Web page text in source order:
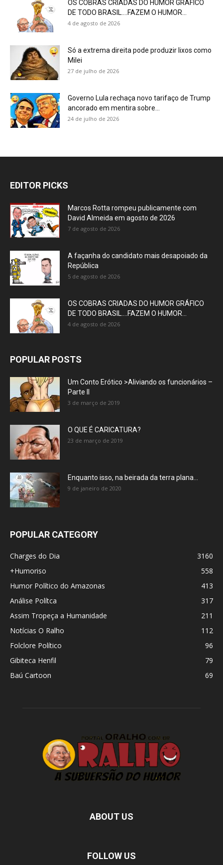
OS COBRAS CRIADAS DO HUMOR GRÁFICO
DE TODO BRASIL….FAZEM O HUMOR...
4 de agosto de 2026
Só a extrema direita pode produzir lixos como
Milei
27 de julho de 2026
Governo Lula rechaça novo tarifaço de Trump
ancorado em mentira sobre...
24 de julho de 2026
EDITOR PICKS
Marcos Rotta rompeu publicamente com
David Almeida em agosto de 2026
7 de agosto de 2026
A façanha do candidato mais desapoiado da
República
5 de agosto de 2026
OS COBRAS CRIADAS DO HUMOR GRÁFICO
DE TODO BRASIL….FAZEM O HUMOR...
4 de agosto de 2026
POPULAR POSTS
Um Conto Erótico >Aliviando os funcionários –
Parte II
3 de março de 2019
O QUE É CARICATURA?
23 de março de 2019
Enquanto isso, na beirada da terra plana…
9 de janeiro de 2020
POPULAR CATEGORY
Charges do Dia
3160
+Humoriso
558
Humor Político do Amazonas
413
Análise Polítca
317
Assim Tropeça a Humanidade
211
Notícias O Ralho
112
Folclore Político
96
Gibiteca Henfil
79
Baú Cartoon
69
ABOUT US
FOLLOW US